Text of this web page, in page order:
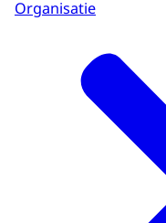
Organisatie